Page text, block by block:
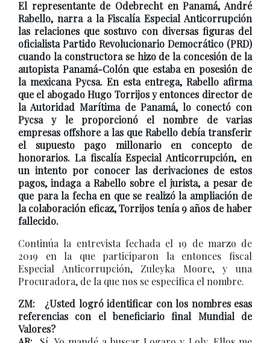
El representante de Odebrecht en Panamá, André
Rabello, narra a la Fiscalía Especial Anticorrupción
las relaciones que sostuvo con diversas figuras del
oficialista Partido Revolucionario Democrático (PRD)
cuando la constructora se hizo de la concesión de la
autopista Panamá-Colón que estaba en posesión de
la mexicana Pycsa. En esta entrega, Rabello afirma
que el abogado Hugo Torrijos y entonces director de
la Autoridad Marítima de Panamá, lo conectó con
Pycsa y le proporcionó el nombre de varias
empresas offshore a las que Rabello debía transferir
el supuesto pago millonario en concepto de
honorarios. La fiscalía Especial Anticorrupción, en
un intento por conocer las derivaciones de estos
pagos, indaga a Rabello sobre el jurista, a pesar de
que para la fecha en que se realizó la ampliación de
la colaboración eficaz, Torrijos tenía 9 años de haber
fallecido.
Continúa la entrevista fechada el 19 de marzo de
2019 en la que participaron la entonces fiscal
Especial Anticorrupción, Zuleyka Moore, y una
Procuradora, de la que nos se especifica el nombre.
ZM: ¿Usted logró identificar con los nombres esas
referencias con el beneficiario final Mundial de
Valores?